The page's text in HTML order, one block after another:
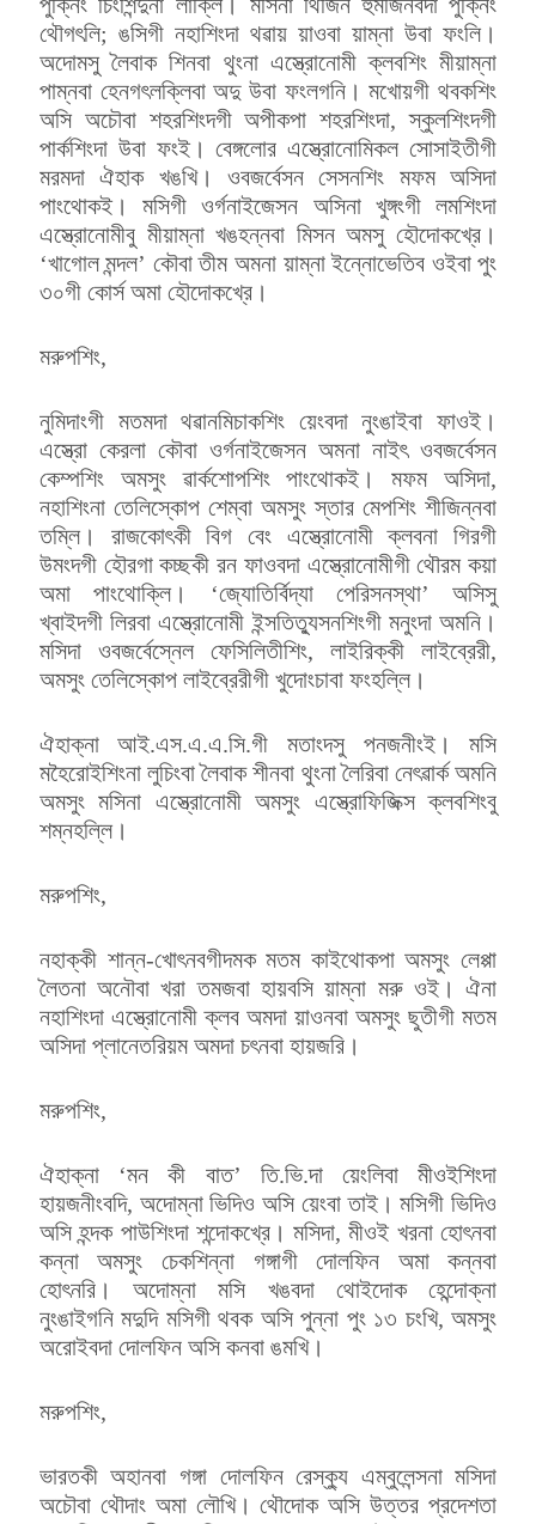
থৌগৎলি; ঙসিগী নহাশিংদা থৱায় য়াওবা য়াম্না উবা ফংলি।
অদোমসু লৈবাক শিনবা থুংনা এস্ত্রোনোমী ক্লবশিং মীয়াম্না
পাম্নবা হেনগৎলক্লিবা অদু উবা ফংলগনি। মখোয়গী থবকশিং
অসি অচৌবা শহরশিংদগী অপীকপা শহরশিংদা, স্কুলশিংদগী
পার্কশিংদা উবা ফংই। বেঙ্গলোর এস্ত্রোনোমিকল সোসাইতীগী
মরমদা ঐহাক খঙখি। ওবজর্বেসন সেসনশিং মফম অসিদা
পাংথোকই। মসিগী ওর্গনাইজেসন অসিনা খুঙ্গংগী লমশিংদা
এস্ত্রোনোমীবু মীয়াম্না খঙহন্নবা মিসন অমসু হৌদোকখ্রে।
‘খাগোল মন্দল’ কৌবা তীম অমনা য়াম্না ইন্নোভেতিব ওইবা পুং
৩০গী কোর্স অমা হৌদোকখ্রে।
মরুপশিং,
নুমিদাংগী মতমদা থৱানমিচাকশিং য়েংবদা নুংঙাইবা ফাওই।
এস্ত্রো কেরলা কৌবা ওর্গনাইজেসন অমনা নাইৎ ওবজর্বেসন
কেম্পশিং অমসুং ৱার্কশোপশিং পাংথোকই। মফম অসিদা,
নহাশিংনা তেলিস্কোপ শেম্বা অমসুং স্তার মেপশিং শীজিন্নবা
তম্লি। রাজকোৎকী বিগ বেং এস্ত্রোনোমী ক্লবনা গিরগী
উমংদগী হৌরগা কচ্ছকী রন ফাওবদা এস্ত্রোনোমীগী থৌরম কয়া
অমা পাংথোক্লি। ‘জ্যোতির্বিদ্যা পেরিসনস্থা’ অসিসু
খ্বাইদগী লিরবা এস্ত্রোনোমী ইন্সতিত্যুসনশিংগী মনুংদা অমনি।
মসিদা ওবজর্বেস্নেল ফেসিলিতীশিং, লাইরিক্কী লাইব্রেরী,
অমসুং তেলিস্কোপ লাইব্রেরীগী খুদোংচাবা ফংহল্লি।
ঐহাক্না আই.এস.এ.এ.সি.গী মতাংদসু পনজনীংই। মসি
মহৈরোইশিংনা লুচিংবা লৈবাক শীনবা থুংনা লৈরিবা নেৎৱার্ক অমনি
অমসুং মসিনা এস্ত্রোনোমী অমসুং এস্ত্রোফিজিক্স ক্লবশিংবু
শম্নহল্লি।
মরুপশিং,
নহাক্কী শান্ন-খোৎনবগীদমক মতম কাইথোকপা অমসুং লেপ্পা
লৈতনা অনৌবা খরা তমজবা হায়বসি য়াম্না মরু ওই। ঐনা
নহাশিংদা এস্ত্রোনোমী ক্লব অমদা য়াওনবা অমসুং ছুতীগী মতম
অসিদা প্লানেতরিয়ম অমদা চৎনবা হায়জরি।
মরুপশিং,
ঐহাক্না ‘মন কী বাত’ তি.ভি.দা য়েংলিবা মীওইশিংদা
হায়জনীংবদি, অদোম্না ভিদিও অসি য়েংবা তাই। মসিগী ভিদিও
অসি হন্দক পাউশিংদা শন্দোকখ্রে। মসিদা, মীওই খরনা হোৎনবা
কন্না অমসুং চেকশিন্না গঙ্গাগী দোলফিন অমা কন্নবা
হোৎনরি। অদোম্না মসি খঙবদা থোইদোক হেন্দোক্না
নুংঙাইগনি মদুদি মসিগী থবক অসি পুন্না পুং ১৩ চংখি, অমসুং
অরোইবদা দোলফিন অসি কনবা ঙমখি।
মরুপশিং,
ভারতকী অহানবা গঙ্গা দোলফিন রেস্ক্যু এম্বুলেন্সনা মসিদা
অচৌবা থৌদাং অমা লৌখি। থৌদোক অসি উত্তর প্রদেশতা